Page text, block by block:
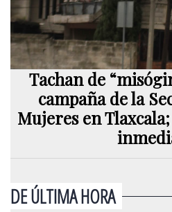
Tachan de
campaña de la
Mujeres en
DE ÚLTIMA HORA